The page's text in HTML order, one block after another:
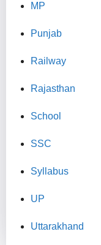
MP
Punjab
Railway
Rajasthan
School
SSC
Syllabus
UP
Uttarakhand